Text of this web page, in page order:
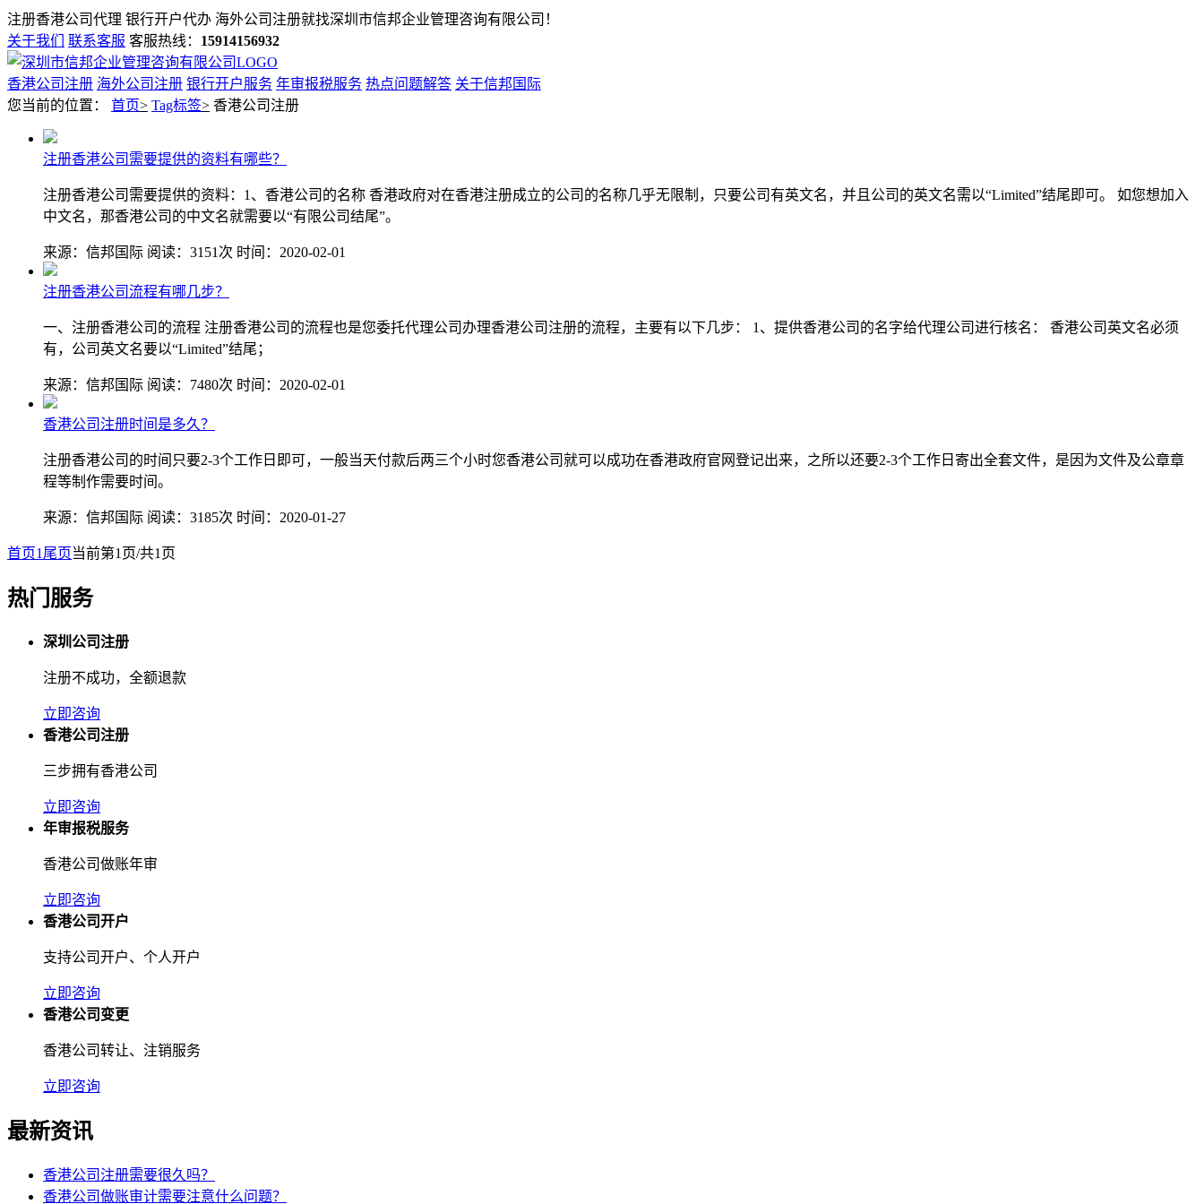
注册香港公司代理 银行开户代办 海外公司注册就找深圳市信邦企业管理咨询有限公司！
关于我们
联系客服 客服热线： 15914156932
香港公司注册 海外公司注册 银行开户服务 年审报税服务 热点问题解答 关于信邦国际
您当前的位置： 首页> Tag标签> 香港公司注册
注册香港公司需要提供的资料有哪些？
注册香港公司需要提供的资料：1、香港公司的名称 香港政府对在香港注册成立的公司的名称几乎无限制，只要公司有英文名，并且公司的英文名需以“Limited”结尾即可。 如您想加入
中文名，那香港公司的中文名就需要以“有限公司结尾”。
来源：信邦国际 阅读：3151次 时间：2020-02-01
注册香港公司流程有哪几步？
一、注册香港公司的流程 注册香港公司的流程也是您委托代理公司办理香港公司注册的流程，主要有以下几步： 1、提供香港公司的名字给代理公司进行核名： 香港公司英文名必须
有，公司英文名要以“Limited”结尾；
来源：信邦国际 阅读：7480次 时间：2020-02-01
香港公司注册时间是多久？
注册香港公司的时间只要2-3个工作日即可，一般当天付款后两三个小时您香港公司就可以成功在香港政府官网登记出来，之所以还要2-3个工作日寄出全套文件，是因为文件及公章章
程等制作需要时间。
来源：信邦国际 阅读：3185次 时间：2020-01-27
首页1 尾页当前第1页/共1页
热门服务
深圳公司注册
注册不成功，全额退款
立即咨询
香港公司注册
三步拥有香港公司
立即咨询
年审报税服务
香港公司做账年审
立即咨询
香港公司开户
支持公司开户、个人开户
立即咨询
香港公司变更
香港公司转让、注销服务
立即咨询
最新资讯
香港公司注册需要很久吗？
香港公司做账审计需要注意什么问题？